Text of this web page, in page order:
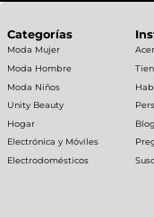
Categorías
Moda Mujer
Moda Hombre
Moda Niños
Unity Beauty
Hogar
Electrónica y Móviles
Electrodomésticos
Blog